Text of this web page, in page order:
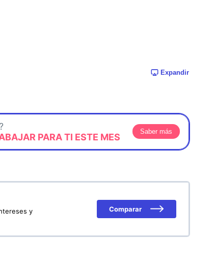
Expandir
PARA TI ESTE MES
Saber más
y
Comparar